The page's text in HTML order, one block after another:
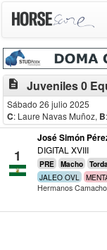
description Juveniles 0
Sábado 26 julio 2025
C: Laure Navas Muñoz, B
1
José Simón
DIGITAL XVIII
PRE Macho
JALEO OVL
Hermanos